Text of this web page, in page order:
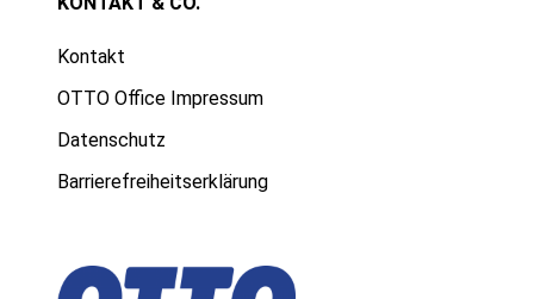
Kontakt
OTTO Office Impressum
Datenschutz
Barrierefreiheitserklärung